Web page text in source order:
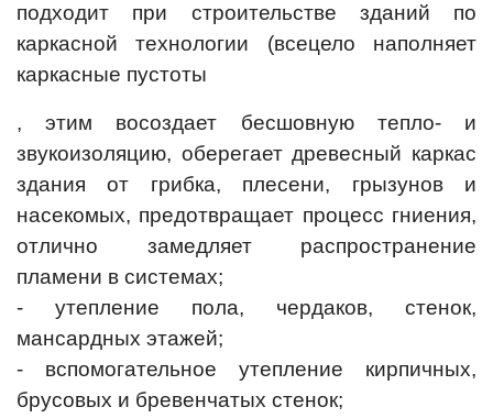
подходит при строительстве зданий по
каркасной технологии (всецело наполняет
каркасные пустоты
, этим восоздает бесшовную тепло- и
звукоизоляцию, оберегает древесный каркас
здания от грибка, плесени, грызунов и
насекомых, предотвращает процесс гниения,
отлично замедляет распространение
пламени в системах;
- утепление пола, чердаков, стенок,
мансардных этажей;
- вспомогательное утепление кирпичных,
брусовых и бревенчатых стенок;